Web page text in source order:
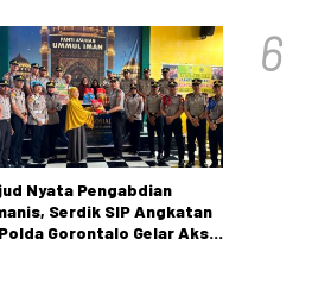
Nyata Pengabdian
Serdik SIP Angkatan
Gorontalo Gelar Aksi
6